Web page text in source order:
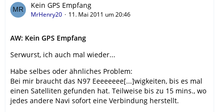
Kein GPS Empfang
MrHenry20 11. Mai 2011 um 20:46
AW: Kein GPS Empfang
Serwurst, ich auch mal wieder...
Habe selbes oder ähnliches Problem:
Bei mir braucht das N97 Eeeeeeee[...]wigkeiten, bis es mal
einen Satelliten gefunden hat. Teilweise bis zu 15 mins., wo
jedes andere Navi sofort eine Verbindung herstellt.